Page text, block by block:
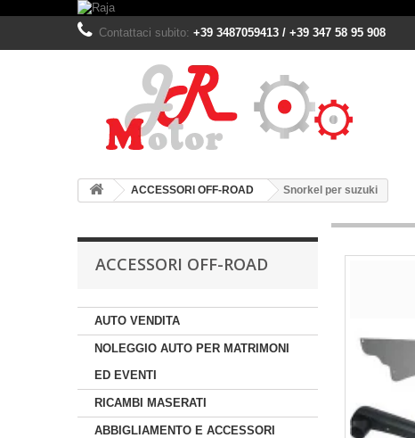
Contattaci subito: +39 3487059413 / +39 347 58 95 908
ACCESSORI OFF-ROAD Snorkel per suzuki
ACCESSORI OFF-ROAD
AUTO VENDITA
NOLEGGIO AUTO PER MATRIMONI
ED EVENTI
RICAMBI MASERATI
ABBIGLIAMENTO E ACCESSORI